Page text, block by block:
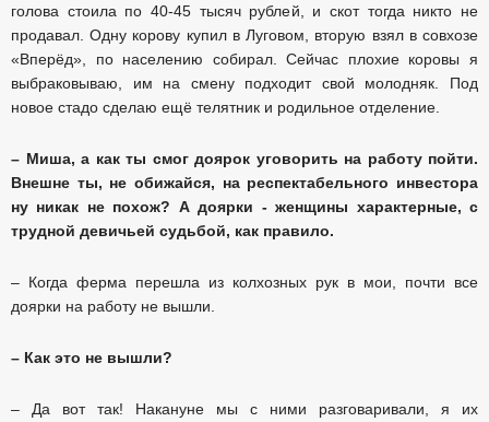
голова стоила по 40-45 тысяч рублей, и скот тогда никто не
продавал. Одну корову купил в Луговом, вторую взял в совхозе
«Вперёд», по населению собирал. Сейчас плохие коровы я
выбраковываю, им на смену подходит свой молодняк. Под
новое стадо сделаю ещё телятник и родильное отделение.
– Миша, а как ты смог доярок уговорить на работу пойти.
Внешне ты, не обижайся, на респектабельного инвестора
ну никак не похож? А доярки - женщины характерные, с
трудной девичьей судьбой, как правило.
– Когда ферма перешла из колхозных рук в мои, почти все
доярки на работу не вышли.
– Как это не вышли?
– Да вот так! Накануне мы с ними разговаривали, я их